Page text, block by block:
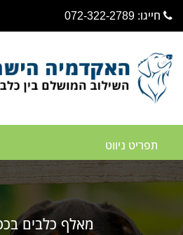
חייגו: 072-322-2789
מאלף כלבים